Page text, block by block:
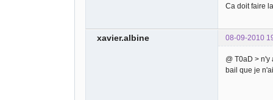
Ca doit faire
xavier.albine 08-09-2010
@ T0aD >
bail que je